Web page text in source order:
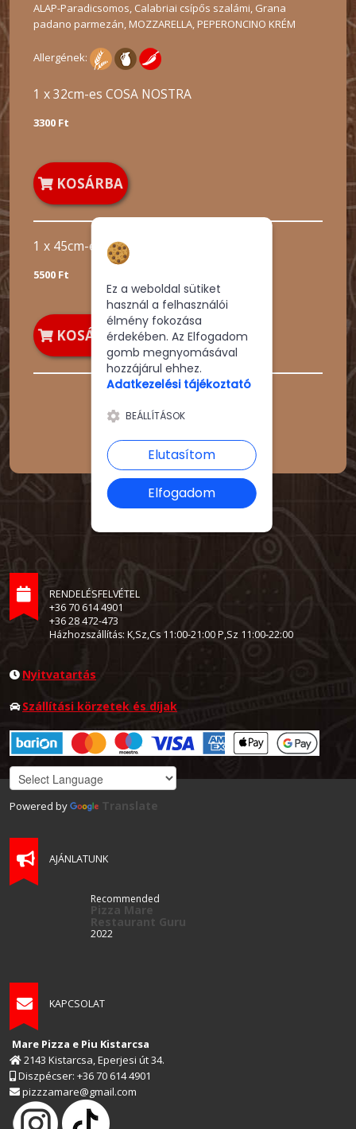
ALAP-Paradicsomos, Calabriai csípős szalámi, Grana
padano parmezán, MOZZARELLA, PEPERONCINO KRÉM
Allergének:
1 x 32cm-es COSA NOSTRA
3300 Ft
KOSÁRBA
1 x 45cm-es COSA NOSTRA
5500 Ft
KOSÁRBA
RENDELÉSFELVÉTEL
+36 70 614 4901
+36 28 472-473
Házhozszállítás: K,Sz,Cs 11:00-21:00 P,Sz 11:00-22:00
Nyitvatartás
Szállítási körzetek és díjak
Powered by Translate
AJÁNLATUNK
Recommended
Pizza Mare
Restaurant Guru
2022
KAPCSOLAT
Mare Pizza e Piu Kistarcsa
2143 Kistarcsa, Eperjesi út 34.
Diszpécser: +36 70 614 4901
pizzzamare@gmail.com
Ez a weboldal sütiket
használ a felhasználói
élmény fokozása
érdekében. Az Elfogadom
gomb megnyomásával
hozzájárul ehhez.
Adatkezelési tájékoztató
BEÁLLÍTÁSOK
Elutasítom
Elfogadom